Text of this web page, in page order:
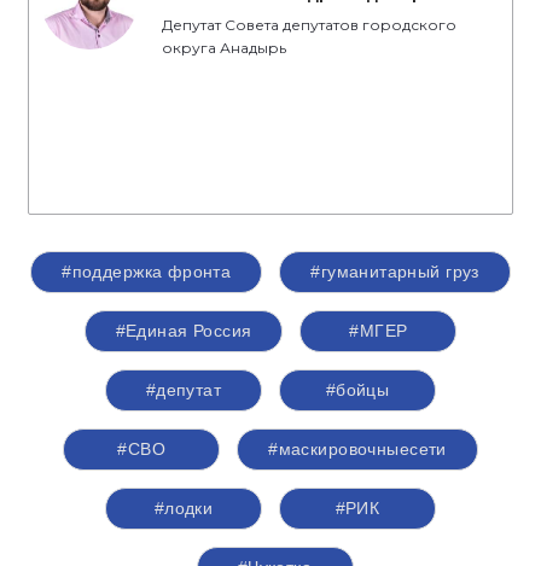
Депутат Совета депутатов городского
округа Анадырь
#поддержка фронта #гуманитарный груз
#Единая Россия #‎МГЕР‬
#депутат #бойцы
#СВО #маскировочныесети
#лодки #РИК